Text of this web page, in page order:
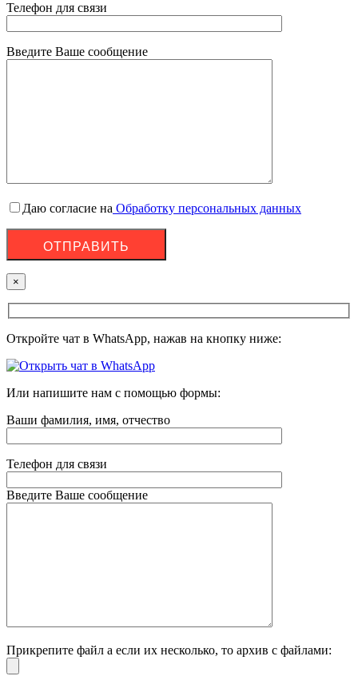
Телефон для связи
Введите Ваше сообщение
Даю согласие на Обработку персональных данных
×
Откройте чат в WhatsApp, нажав на кнопку ниже:
Или напишите нам с помощью формы:
Ваши фамилия, имя, отчество
Телефон для связи
Введите Ваше сообщение
Прикрепите файл а если их несколько, то архив с файлами: